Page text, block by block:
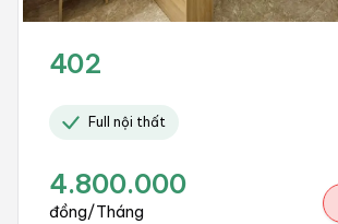
402
Full nội thất
4.800.000
đồng/Tháng